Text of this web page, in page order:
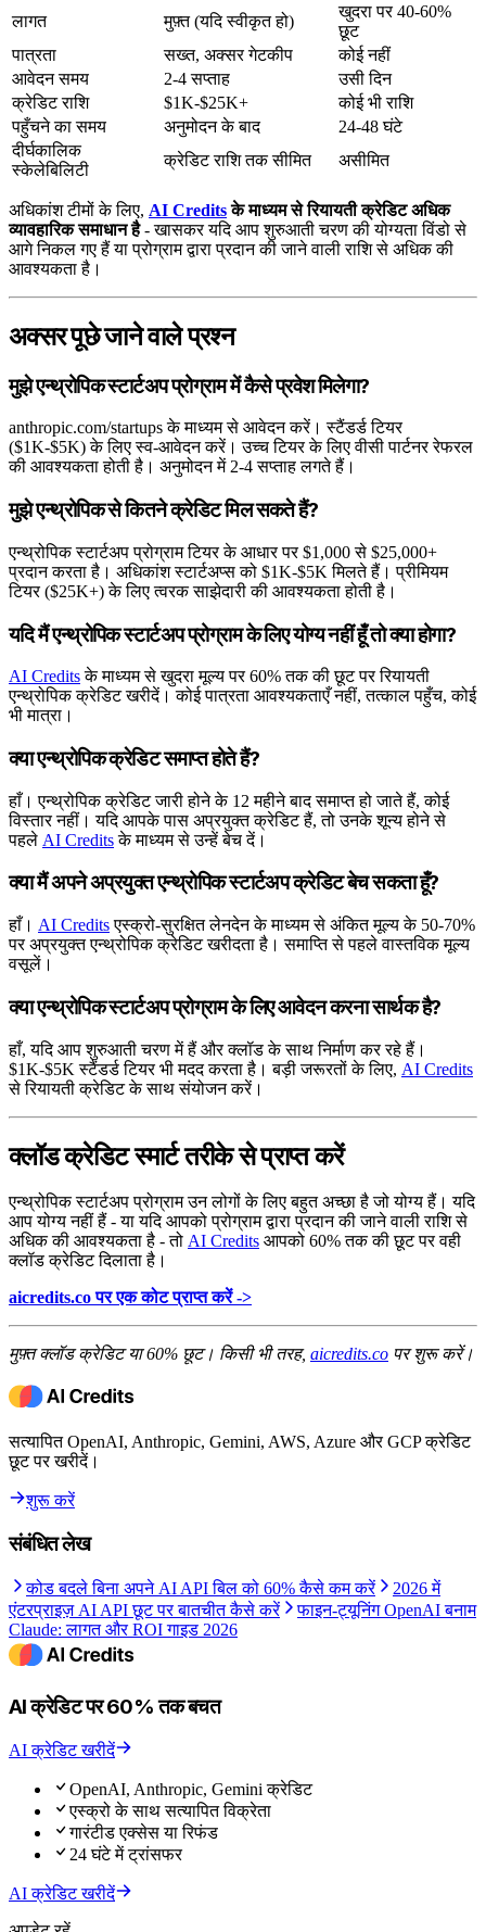
लागत मुफ़्त (यदि स्वीकृत हो)
खुदरा पर 40-60%
छूट
पात्रता
सख्त, अक्सर गेटकीप
कोई नहीं
आवेदन समय
2-4 सप्ताह
उसी दिन
क्रेडिट राशि
$1K-$25K+
कोई भी राशि
पहुँचने का समय
अनुमोदन के बाद
24-48 घंटे
दीर्घकालिक
स्केलेबिलिटी
क्रेडिट राशि तक सीमित असीमित
अधिकांश टीमों के लिए, AI Creditsके माध्यम से रियायती क्रेडिट अधिक
व्यावहारिक समाधान है- खासकर यदि आप शुरुआती चरण की योग्यता विंडो से
आगे निकल गए हैं या प्रोग्राम द्वारा प्रदान की जाने वाली राशि से अधिक की
आवश्यकता है।
अक्सर पूछे जाने वाले प्रश्न
मुझे एन्थ्रोपिक स्टार्टअप प्रोग्राम में कैसे प्रवेश मिलेगा?
anthropic.com/startups के माध्यम से आवेदन करें। स्टैंडर्ड टियर
($1K-$5K) के लिए स्व-आवेदन करें। उच्च टियर के लिए वीसी पार्टनर रेफरल
की आवश्यकता होती है। अनुमोदन में 2-4 सप्ताह लगते हैं।
मुझे एन्थ्रोपिक से कितने क्रेडिट मिल सकते हैं?
एन्थ्रोपिक स्टार्टअप प्रोग्राम टियर के आधार पर $1,000 से $25,000+
प्रदान करता है। अधिकांश स्टार्टअप्स को $1K-$5K मिलते हैं। प्रीमियम
टियर ($25K+) के लिए त्वरक साझेदारी की आवश्यकता होती है।
यदि मैं एन्थ्रोपिक स्टार्टअप प्रोग्राम के लिए योग्य नहीं हूँ तो क्या होगा?
AI Creditsके माध्यम से खुदरा मूल्य पर 60% तक की छूट पर रियायती
एन्थ्रोपिक क्रेडिट खरीदें। कोई पात्रता आवश्यकताएँ नहीं, तत्काल पहुँच, कोई
भी मात्रा।
क्या एन्थ्रोपिक क्रेडिट समाप्त होते हैं?
हाँ। एन्थ्रोपिक क्रेडिट जारी होने के 12 महीने बाद समाप्त हो जाते हैं, कोई
विस्तार नहीं। यदि आपके पास अप्रयुक्त क्रेडिट हैं, तो उनके शून्य होने से
पहले AI Creditsके माध्यम से उन्हें बेच दें।
क्या मैं अपने अप्रयुक्त एन्थ्रोपिक स्टार्टअप क्रेडिट बेच सकता हूँ?
हाँ। AI Creditsएस्क्रो-सुरक्षित लेनदेन के माध्यम से अंकित मूल्य के 50-70%
पर अप्रयुक्त एन्थ्रोपिक क्रेडिट खरीदता है। समाप्ति से पहले वास्तविक मूल्य
वसूलें।
क्या एन्थ्रोपिक स्टार्टअप प्रोग्राम के लिए आवेदन करना सार्थक है?
हाँ, यदि आप शुरुआती चरण में हैं और क्लॉड के साथ निर्माण कर रहे हैं।
$1K-$5K स्टैंडर्ड टियर भी मदद करता है। बड़ी जरूरतों के लिए, AI Credits
से रियायती क्रेडिट के साथ संयोजन करें।
क्लॉड क्रेडिट स्मार्ट तरीके से प्राप्त करें
एन्थ्रोपिक स्टार्टअप प्रोग्राम उन लोगों के लिए बहुत अच्छा है जो योग्य हैं। यदि
आप योग्य नहीं हैं - या यदि आपको प्रोग्राम द्वारा प्रदान की जाने वाली राशि से
अधिक की आवश्यकता है - तो AI Credits आपको 60% तक की छूट पर वही
क्लॉड क्रेडिट दिलाता है।
aicredits.co पर एक कोट प्राप्त करें ->
मुफ़्त क्लॉड क्रेडिट या 60% छूट। किसी भी तरह, aicredits.co पर शुरू करें।
सत्यापित OpenAI, Anthropic, Gemini, AWS, Azure और GCP क्रेडिट
छूट पर खरीदें।
शुरू करें
संबंधित लेख
कोड बदले बिना अपने AI API बिल को 60% कैसे कम करें
2026 में
एंटरप्राइज़ AI API छूट पर बातचीत कैसे करें
फाइन-ट्यूनिंग OpenAI बनाम
Claude: लागत और ROI गाइड 2026
AI क्रेडिट पर 60% तक बचत
AI क्रेडिट खरीदें
OpenAI, Anthropic, Gemini क्रेडिट
एस्क्रो के साथ सत्यापित विक्रेता
गारंटीड एक्सेस या रिफंड
24 घंटे में ट्रांसफर
AI क्रेडिट खरीदें